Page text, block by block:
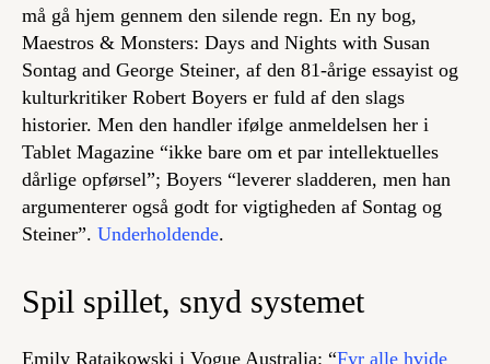
må gå hjem gennem den silende regn. En ny bog,
Maestros & Monsters: Days and Nights with Susan
Sontag and George Steiner, af den 81-årige essayist og
kulturkritiker Robert Boyers er fuld af den slags
historier. Men den handler ifølge anmeldelsen her i
Tablet Magazine “ikke bare om et par intellektuelles
dårlige opførsel”; Boyers “leverer sladderen, men han
argumenterer også godt for vigtigheden af Sontag og
Steiner”. Underholdende.
Spil spillet, snyd systemet
Emily Ratajkowski i Vogue Australia: “Fyr alle hvide